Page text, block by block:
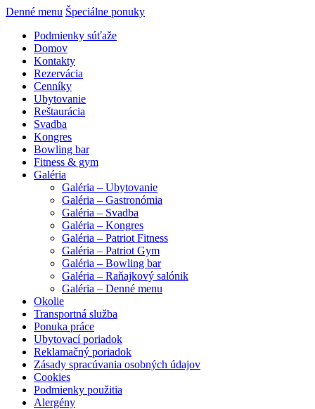
Denné menu Špeciálne ponuky
Podmienky súťaže
Domov
Kontakty
Rezervácia
Cenníky
Ubytovanie
Reštaurácia
Svadba
Kongres
Bowling bar
Fitness & gym
Galéria
Galéria – Ubytovanie
Galéria – Gastronómia
Galéria – Svadba
Galéria – Kongres
Galéria – Patriot Fitness
Galéria – Patriot Gym
Galéria – Bowling bar
Galéria – Raňajkový salónik
Galéria – Denné menu
Okolie
Transportná služba
Ponuka práce
Ubytovací poriadok
Reklamačný poriadok
Zásady spracúvania osobných údajov
Cookies
Podmienky použitia
Alergény